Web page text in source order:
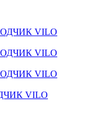
VILO